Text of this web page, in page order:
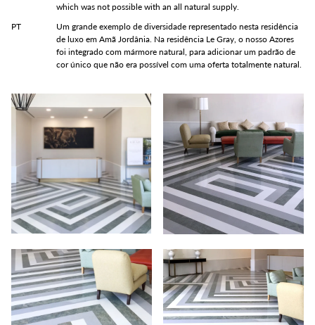
which was not possible with an all natural supply.
PT
Um grande exemplo de diversidade representado nesta residência
de luxo em Amã Jordânia. Na residência Le Gray, o nosso Azores
foi integrado com mármore natural, para adicionar um padrão de
cor único que não era possível com uma oferta totalmente natural.